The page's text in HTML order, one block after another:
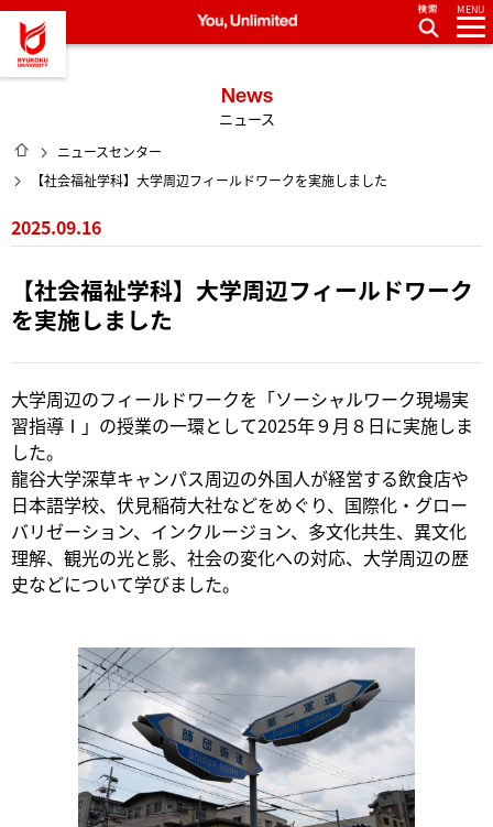
龍谷大学 You, Unlimited
MENU
News
ニュース
HOME
ニュースセンター
【社会福祉学科】大学周辺フィールドワークを実施しました
2025.09.16
【社会福祉学科】大学周辺フィールドワーク
を実施しました
大学周辺のフィールドワークを「ソーシャルワーク現場実
習指導Ⅰ」の授業の一環として2025年９月８日に実施しま
した。
龍谷大学深草キャンパス周辺の外国人が経営する飲食店や
日本語学校、伏見稲荷大社などをめぐり、国際化・グロー
バリゼーション、インクルージョン、多文化共生、異文化
理解、観光の光と影、社会の変化への対応、大学周辺の歴
史などについて学びました。